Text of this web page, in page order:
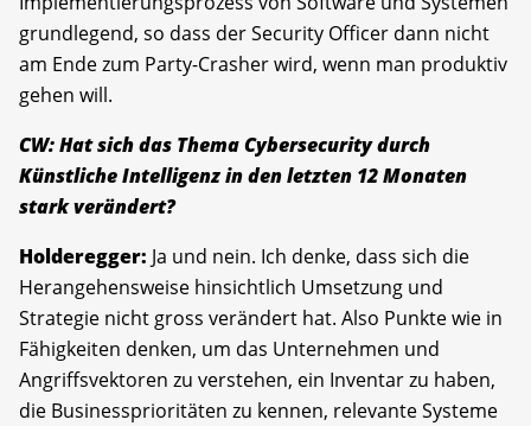
grundlegend, so dass der Security Officer dann nicht
am Ende zum Party-Crasher wird, wenn man produktiv
gehen will.
CW: Hat sich das Thema Cybersecurity durch
Künstliche Intelligenz in den letzten 12 Monaten
stark verändert?
Holderegger: Ja und nein. Ich denke, dass sich die
Herangehensweise hinsichtlich Umsetzung und
Strategie nicht gross verändert hat. Also Punkte wie in
Fähigkeiten denken, um das Unternehmen und
Angriffsvektoren zu verstehen, ein Inventar zu haben,
die Business­prioritäten zu kennen, relevante Systeme